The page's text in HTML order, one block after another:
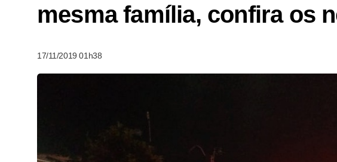
mesma família, confira os
17/11/2019 01h38